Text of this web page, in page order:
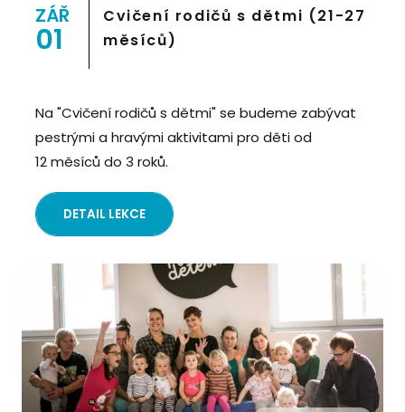
Prostor 8">
ZÁŘ
01
Cvičení rodičů s dětmi (21-27
měsíců)
Na "Cvičení rodičů s dětmi" se budeme zabývat
pestrými a hravými aktivitami pro děti od
12 měsíců do 3 roků.
DETAIL LEKCE